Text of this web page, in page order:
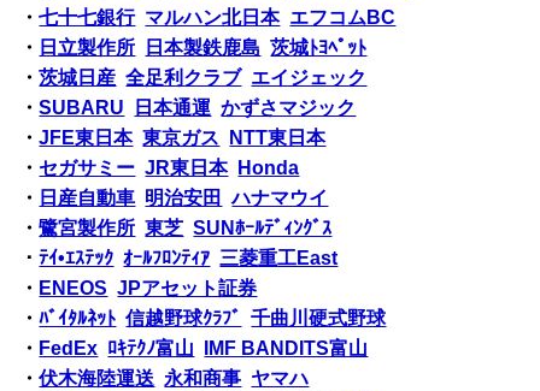
・七十七銀行 マルハン北日本 エフコムBC
・ 日立製作所 日本製鉄鹿島 茨城ﾄﾖﾍﾟｯﾄ
・茨城日産 全足利クラブ エイジェック
・SUBARU 日本通運 かずさマジック
・JFE東日本 東京ガス
NTT東日本
・ セガサミー JR東日本
Honda
・ 日産自動車 明治安田
ハナマウイ
・鷺宮製作所 東芝 SUNﾎｰﾙﾃﾞｨﾝｸﾞｽ
・ﾃｲ•ｴｽﾃｯｸ ｵｰﾙﾌﾛﾝﾃｨｱ 三菱重工East
・ ENEOS JPアセット証券
・ﾊﾞｲﾀﾙﾈｯﾄ 信越野球ｸﾗﾌﾞ
千曲川硬式野球
・ FedEx ﾛｷﾃｸﾉ富山
IMF BANDITS富山
・伏木海陸運送 永和商事 ヤマハ